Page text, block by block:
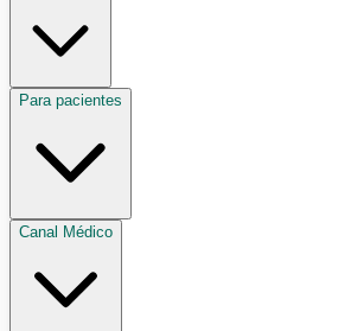
Para pacientes
Canal Médico